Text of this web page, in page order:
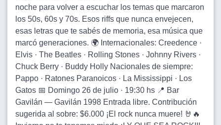
noche para volver a escuchar los temas que marcaron
los 50s, 60s y 70s. Esos riffs que nunca envejecen,
esas letras que te sabés de memoria, esa música que
marcó generaciones. 🌍 Internacionales: Creedence ·
Elvis · The Beatles · Rolling Stones · Johnny Rivers ·
Chuck Berry · Buddy Holly Nacionales de siempre:
Pappo · Ratones Paranoicos · La Mississippi · Los
Gatos 📅 Domingo 26 de julio · 19:30 hs 📍 Bar
Gavilán — Gavilán 1998 Entrada libre. Contribución
sugerida al sobre: $6.000 ¡El rock nunca muere! 🤘🔥